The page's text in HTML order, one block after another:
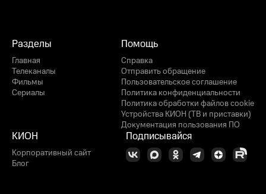
Разделы
Главная
Телеканалы
Фильмы
Сериалы
Помощь
Справка
Отправить обращение
Пользовательское соглашение
Политика конфиденциальности
Политика обработки файлов cookie
Устройства КИОН (ТВ и приставки)
Документация пользования ПО
КИОН
Корпоративный сайт
Блог
Подписывайся